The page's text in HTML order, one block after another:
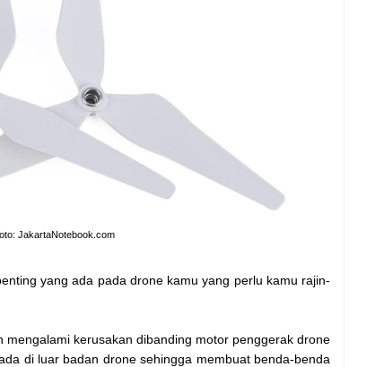
JakartaNotebook.com
yang ada pada drone kamu yang perlu kamu rajin-
kerusakan dibanding motor penggerak drone
di luar badan drone sehingga membuat benda-benda